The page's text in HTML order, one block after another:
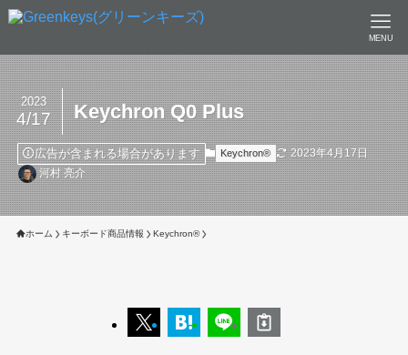
MENU
Keychron Q0 Plus
2023
4/17
広告が含まれる場合があります Keychron®︎
2023年4月17日
河村 亮介
ホーム キーボード商品情報 Keychron®︎